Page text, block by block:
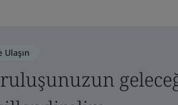
Ulaşın